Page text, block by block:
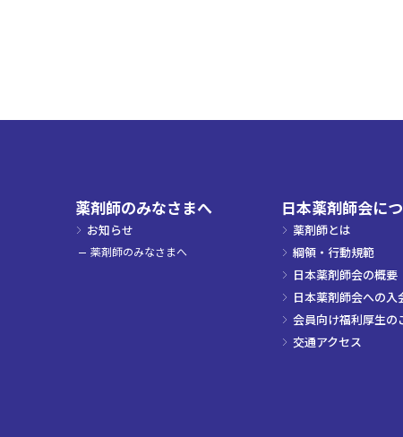
薬剤師のみなさまへ
お知らせ
薬剤師のみなさまへ
日本薬剤師会に
薬剤師とは
綱領・行動規範
日本薬剤師会の概要
日本薬剤師会への入
会員向け福利厚生の
交通アクセス